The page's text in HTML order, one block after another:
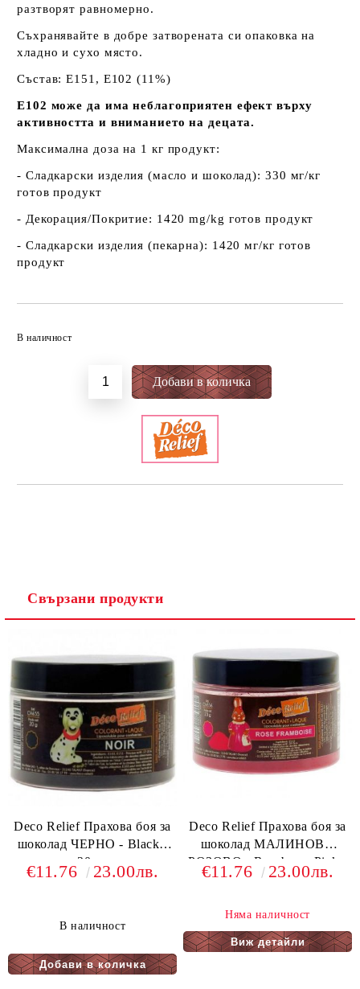
разтворят равномерно.
Съхранявайте в добре затворената си опаковка на
хладно и сухо място.
Състав: E151, E102 (11%)
E102 може да има неблагоприятен ефект върху
активността и вниманието на децата.
Максимална доза на 1 кг продукт:
- Сладкарски изделия (масло и шоколад): 330 мг/кг
готов продукт
- Декорация/Покритие: 1420 mg/kg готов продукт
- Сладкарски изделия (пекарна): 1420 мг/кг готов
продукт
В наличност
Свързани продукти
Deco Relief Прахова боя за
шоколад ЧЕРНО - Black -
20 гр
€11.76 23.00лв.
В наличност
Deco Relief Прахова боя за
шоколад МАЛИНОВО
РОЗОВО - Raspberry Pink -
20 гр
€11.76 23.00лв.
Няма наличност
Виж детайли